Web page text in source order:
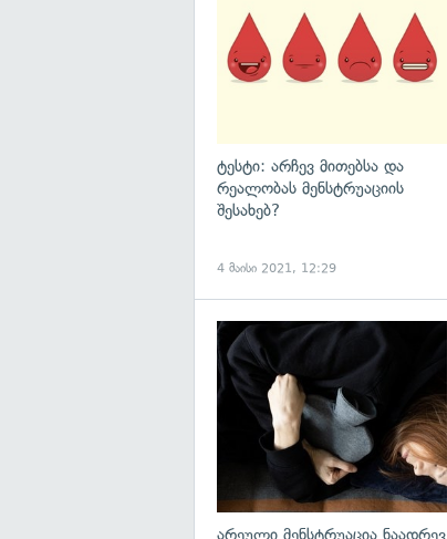
ტესტი: არჩევ მითებსა და
რეალობას მენსტრუაციის
შესახებ?
4 მაისი 2021, 12:29
არეული მენსტრუაცია ნაადრევ